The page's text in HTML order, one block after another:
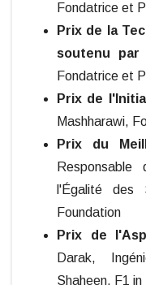
Fondatrice et
Prix de la
soutenu par
Fondatrice et
Prix de
Mashharawi,
Prix du
l'Égalité des
Foundation
Prix de
Darak,
Shaheen, F1 in